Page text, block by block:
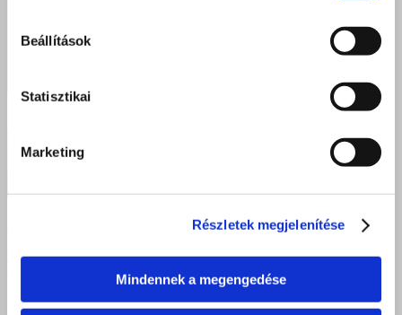
Beállítások
Statisztikai
Marketing
Részletek megjelenítése
Mindennek a megengedése
Édes sikerek Nyíregyházán – Látványos cukrász
vizsgáján